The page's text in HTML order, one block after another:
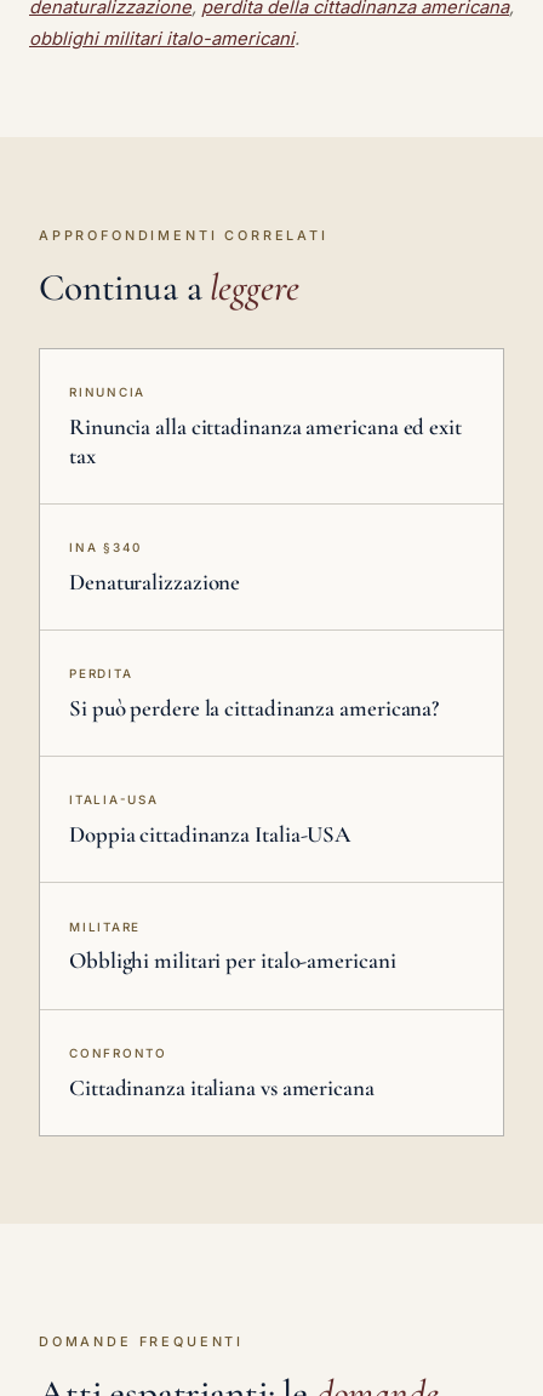
denaturalizzazione, perdita della cittadinanza americana,
obblighi militari italo-americani.
APPROFONDIMENTI CORRELATI
Continua aleggere
RINUNCIA
Rinuncia alla cittadinanza americana ed exit
tax
INA §340
Denaturalizzazione
PERDITA
Si può perdere la cittadinanza americana?
ITALIA-USA
Doppia cittadinanza Italia-USA
MILITARE
Obblighi militari per italo-americani
CONFRONTO
Cittadinanza italiana vs americana
DOMANDE FREQUENTI